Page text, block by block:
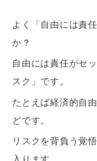
よく「自由には責
か？
自由には責任がセ
スク」です。
たとえば経済的自
どです。
リスクを背負う覚悟